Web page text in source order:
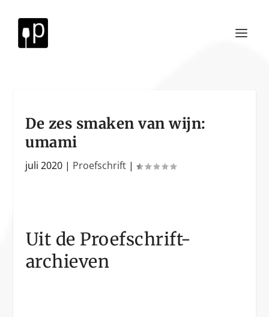
De zes smaken van wijn:
umami
juli 2020 | Proefschrift |
Uit de Proefschrift-
archieven